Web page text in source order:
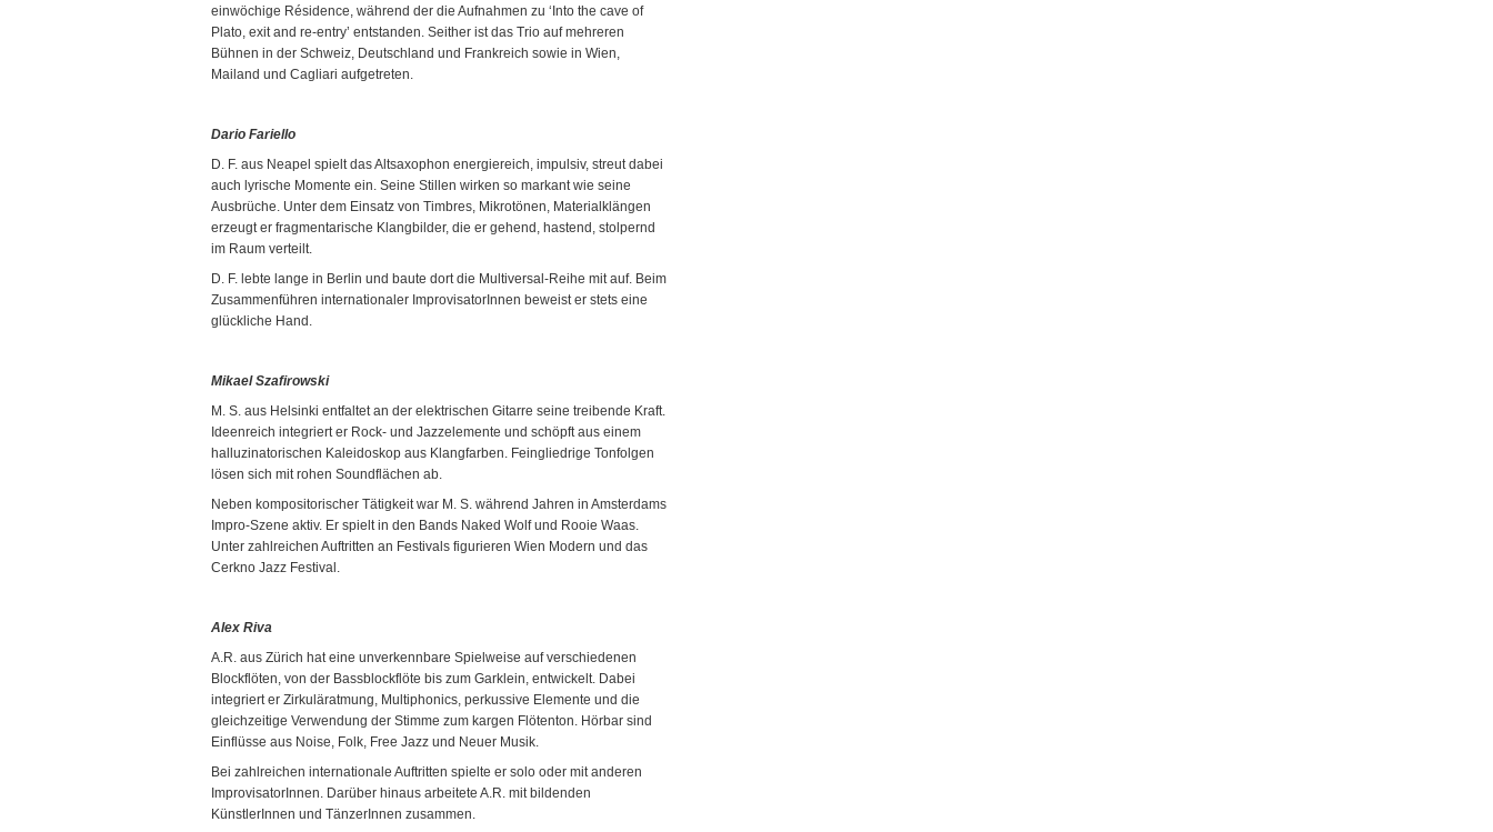
einwöchige Résidence, während der die Aufnahmen zu ‘Into the cave of
Plato, exit and re-entry’ entstanden. Seither ist das Trio auf mehreren
Bühnen in der Schweiz, Deutschland und Frankreich sowie in Wien,
Mailand und Cagliari aufgetreten.
Dario Fariello
D. F. aus Neapel spielt das Altsaxophon energiereich, impulsiv, streut dabei
auch lyrische Momente ein. Seine Stillen wirken so markant wie seine
Ausbrüche. Unter dem Einsatz von Timbres, Mikrotönen, Materialklängen
erzeugt er fragmentarische Klangbilder, die er gehend, hastend, stolpernd
im Raum verteilt.
D. F. lebte lange in Berlin und baute dort die Multiversal-Reihe mit auf. Beim
Zusammenführen internationaler ImprovisatorInnen beweist er stets eine
glückliche Hand.
Mikael Szafirowski
M. S. aus Helsinki entfaltet an der elektrischen Gitarre seine treibende Kraft.
Ideenreich integriert er Rock- und Jazzelemente und schöpft aus einem
halluzinatorischen Kaleidoskop aus Klangfarben. Feingliedrige Tonfolgen
lösen sich mit rohen Soundflächen ab.
Neben kompositorischer Tätigkeit war M. S. während Jahren in Amsterdams
Impro-Szene aktiv. Er spielt in den Bands Naked Wolf und Rooie Waas.
Unter zahlreichen Auftritten an Festivals figurieren Wien Modern und das
Cerkno Jazz Festival.
Alex Riva
A.R. aus Zürich hat eine unverkennbare Spielweise auf verschiedenen
Blockflöten, von der Bassblockflöte bis zum Garklein, entwickelt. Dabei
integriert er Zirkuläratmung, Multiphonics, perkussive Elemente und die
gleichzeitige Verwendung der Stimme zum kargen Flötenton. Hörbar sind
Einflüsse aus Noise, Folk, Free Jazz und Neuer Musik.
Bei zahlreichen internationale Auftritten spielte er solo oder mit anderen
ImprovisatorInnen. Darüber hinaus arbeitete A.R. mit bildenden
KünstlerInnen und TänzerInnen zusammen.